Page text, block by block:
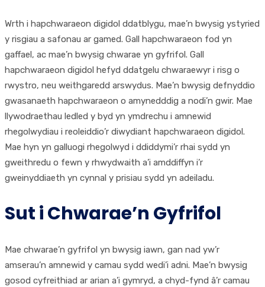
Wrth i hapchwaraeon digidol ddatblygu, mae’n bwysig ystyried
y risgiau a safonau ar gamed. Gall hapchwaraeon fod yn
gaffael, ac mae’n bwysig chwarae yn gyfrifol. Gall
hapchwaraeon digidol hefyd ddatgelu chwaraewyr i risg o
rwystro, neu weithgaredd arswydus. Mae’n bwysig defnyddio
gwasanaeth hapchwaraeon o amynedddig a nodi’n gwir. Mae
llywodraethau ledled y byd yn ymdrechu i amnewid
rhegolwydiau i reoleiddio’r diwydiant hapchwaraeon digidol.
Mae hyn yn galluogi rhegolwyd i ddiddymi’r rhai sydd yn
gweithredu o fewn y rhwydwaith a’i amddiffyn i’r
gweinyddiaeth yn cynnal y prisiau sydd yn adeiladu.
Sut i Chwarae’n Gyfrifol
Mae chwarae’n gyfrifol yn bwysig iawn, gan nad yw’r
amserau’n amnewid y camau sydd wedi’i adni. Mae’n bwysig
gosod cyfreithiad ar arian a’i gymryd, a chyd-fynd â’r camau